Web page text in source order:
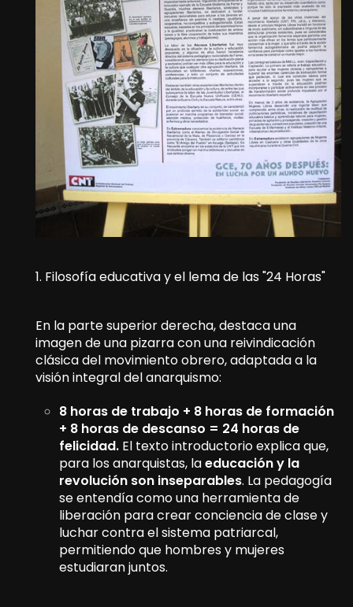
1. Filosofía educativa y el lema de las "24 Horas"
En la parte superior derecha, destaca una
imagen de una pizarra con una reivindicación
clásica del movimiento obrero, adaptada a la
visión integral del anarquismo:
8 horas de trabajo + 8 horas de formación
+ 8 horas de descanso = 24 horas de
felicidad. El texto introductorio explica que,
para los anarquistas, laeducación y la
revolución son inseparables. La pedagogía
se entendía como una herramienta de
liberación para crear conciencia de clase y
luchar contra el sistema patriarcal,
permitiendo que hombres y mujeres
estudiaran juntos.